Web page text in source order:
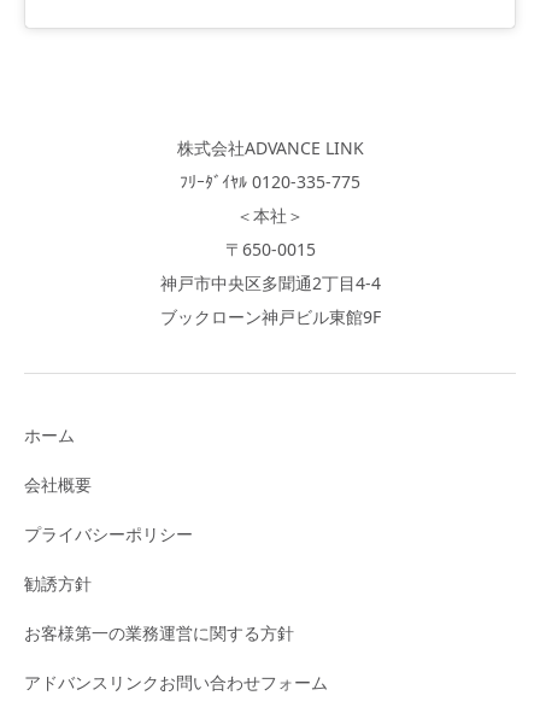
株式会社ADVANCE LINK
ﾌﾘｰﾀﾞｲﾔﾙ 0120-335-775
＜本社＞
〒650-0015
神戸市中央区多聞通2丁目4-4
ブックローン神戸ビル東館9F
ホーム
会社概要
プライバシーポリシー
勧誘方針
お客様第一の業務運営に関する方針
アドバンスリンクお問い合わせフォーム